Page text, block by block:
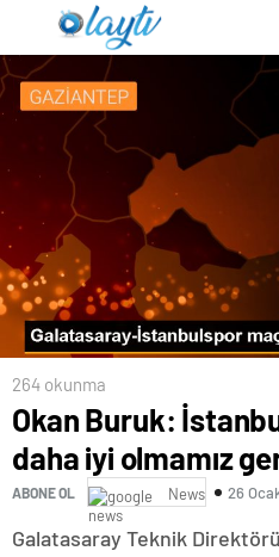
264 okunma
Okan Buruk:
daha iyi olmamız
ABONE OL News 26
Galatasaray Teknik